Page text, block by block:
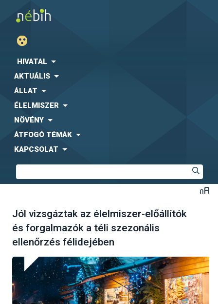
HIVATAL
AKTUÁLIS
ÁLLAT
ÉLELMISZER
NÖVÉNY
ÁTFOGÓ TÉMÁK
KAPCSOLAT
Jól vizsgáztak az élelmiszer-előállítók
és forgalmazók a téli szezonális
ellenőrzés félidejében